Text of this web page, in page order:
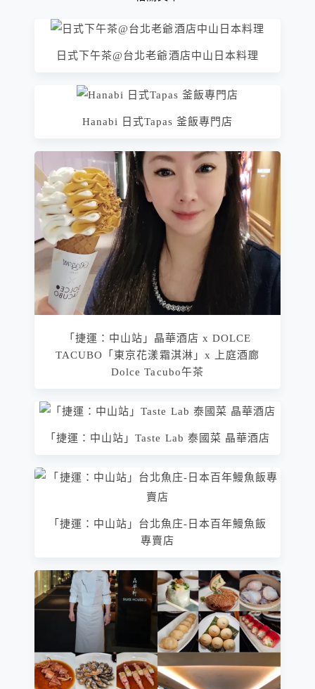
日式下午茶@台北老爺酒店中山日本料理
Hanabi 日式Tapas 釜飯專門店
「捷運：中山站」晶華酒店 x DOLCE
TACUBO「東京花漾霜淇淋」x 上庭酒廊
Dolce Tacubo午茶
「捷運：中山站」Taste Lab 泰國菜 晶華酒店
「捷運：中山站」台北魚庄-日本百年鰻魚飯
專賣店